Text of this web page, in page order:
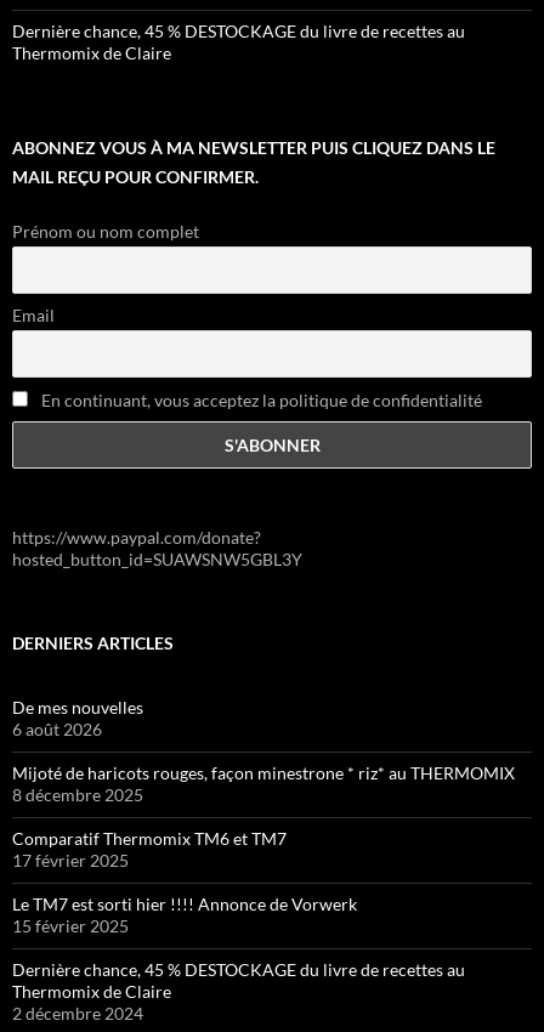
Dernière chance, 45 % DESTOCKAGE du livre de recettes au
Thermomix de Claire
ABONNEZ VOUS À MA NEWSLETTER PUIS CLIQUEZ DANS LE
MAIL REÇU POUR CONFIRMER.
Prénom ou nom complet
Email
En continuant, vous acceptez la politique de confidentialité
https://www.paypal.com/donate?
hosted_button_id=SUAWSNW5GBL3Y
DERNIERS ARTICLES
De mes nouvelles
6 août 2026
Mijoté de haricots rouges, façon minestrone * riz* au THERMOMIX
8 décembre 2025
Comparatif Thermomix TM6 et TM7
17 février 2025
Le TM7 est sorti hier !!!! Annonce de Vorwerk
15 février 2025
Dernière chance, 45 % DESTOCKAGE du livre de recettes au
Thermomix de Claire
2 décembre 2024